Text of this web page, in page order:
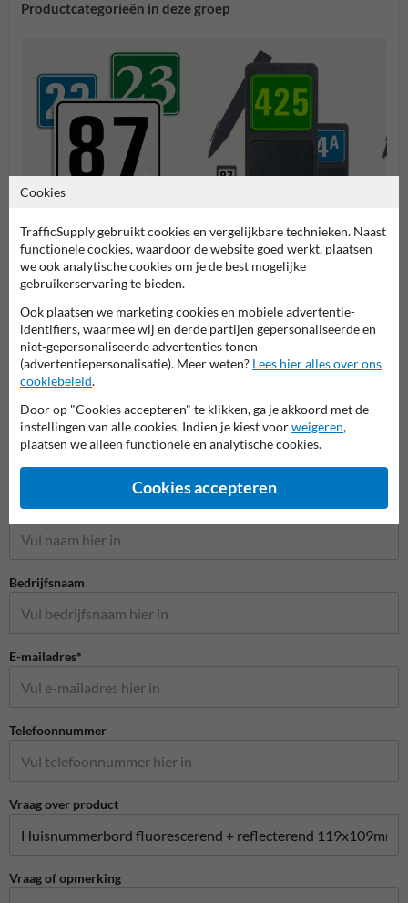
Productcategorieën in deze groep
Huisnummerbordjes
Huisnummerpaal met één
nummer
Stel je vraag aan Huisnummerpaal.nl
Naam*
Bedrijfsnaam
E-mailadres*
Telefoonnummer
Vraag over product
Vraag of opmerking
Cookies
TrafficSupply gebruikt cookies en vergelijkbare technieken. Naast
functionele cookies, waardoor de website goed werkt, plaatsen
we ook analytische cookies om je de best mogelijke
gebruikerservaring te bieden.
Ook plaatsen we marketing cookies en mobiele advertentie-
identifiers, waarmee wij en derde partijen gepersonaliseerde en
niet-gepersonaliseerde advertenties tonen
(advertentiepersonalisatie). Meer weten? Lees hier alles over ons
cookiebeleid.
Door op "Cookies accepteren" te klikken, ga je akkoord met de
instellingen van alle cookies. Indien je kiest voorweigeren,
plaatsen we alleen functionele en analytische cookies.
Cookies accepteren